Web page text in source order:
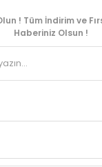
! Tüm İndirim ve
Haberiniz Olsun !